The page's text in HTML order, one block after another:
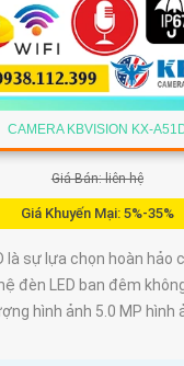
CAMERA KBVISION KX-
Giá Bán: liên hệ
Giá Khuyến Mại: 5%-35%
là sự lựa chọn hoàn hảo
đèn LED ban đêm
hình ảnh 5.0 MP hình